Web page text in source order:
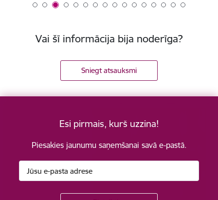
Vai šī informācija bija noderīga?
Sniegt atsauksmi
Esi pirmais, kurš uzzina!
Piesakies jaunumu saņemšanai savā e-pastā.